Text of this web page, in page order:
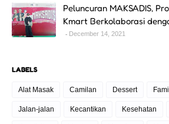
Peluncuran MAKSADIS,
Kmart Berkolaborasi
December 14, 2021
LABELS
Alat Masak Camilan Dessert
Jalan-jalan Kecantikan Kesehatan